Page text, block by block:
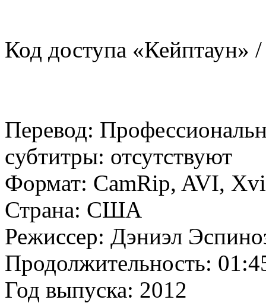
Код доступа «Кейптаун»
Перевод:
cубтитры: отсутствуют
Формат: CamRip, AVI,
Страна: США
Режиссер: Дэниэл
Продолжительность:
Год выпуска: 2012